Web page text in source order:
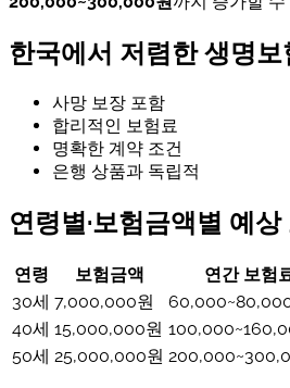
한국에서 저렴한 생명보
사망 보장 포함
합리적인 보험료
명확한 계약 조건
은행 상품과 독립적
연령별·보험금액별 예상
연령 보험금액
연간 보험
30세 7,000,000원
40세 15,000,000원
50세 25,000,000원